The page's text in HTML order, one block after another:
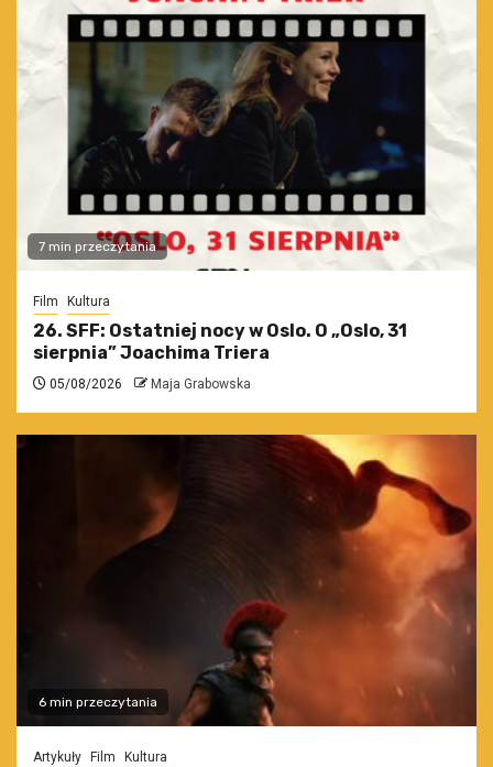
7 min przeczytania
Film Kultura
26. SFF: Ostatniej nocy w Oslo. O „Oslo, 31
sierpnia” Joachima Triera
05/08/2026 Maja Grabowska
6 min przeczytania
Artykuły Film Kultura